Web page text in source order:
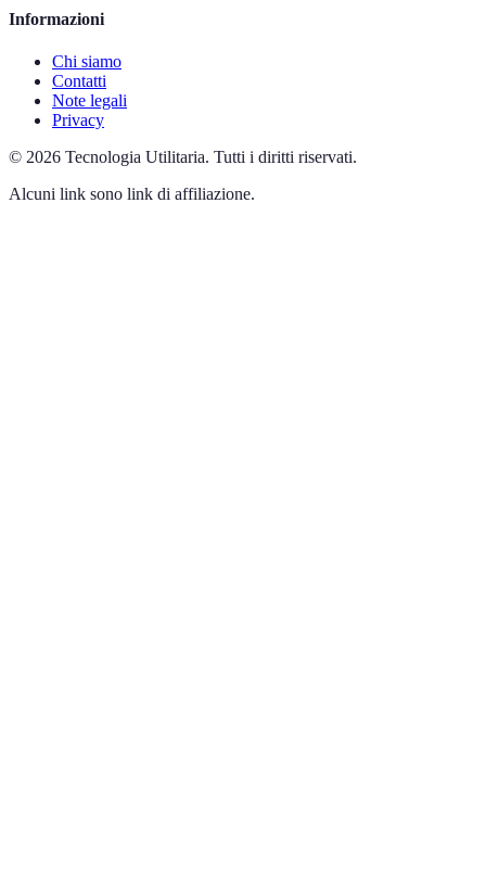
Informazioni
Chi siamo
Contatti
Note legali
Privacy
© 2026 Tecnologia Utilitaria. Tutti i diritti riservati.
Alcuni link sono link di affiliazione.